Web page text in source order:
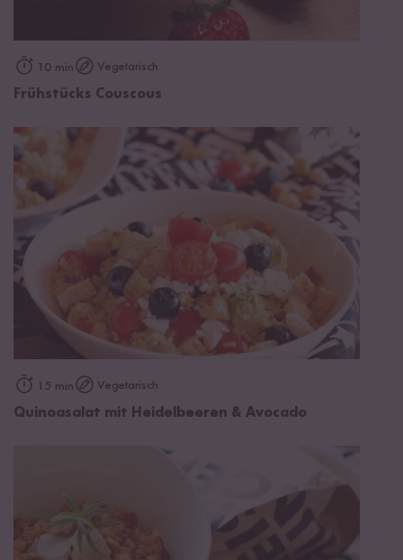
10 min Vegetarisch
Frühstücks Couscous
15 min Vegetarisch
Quinoasalat mit Heidelbeeren & Avocado